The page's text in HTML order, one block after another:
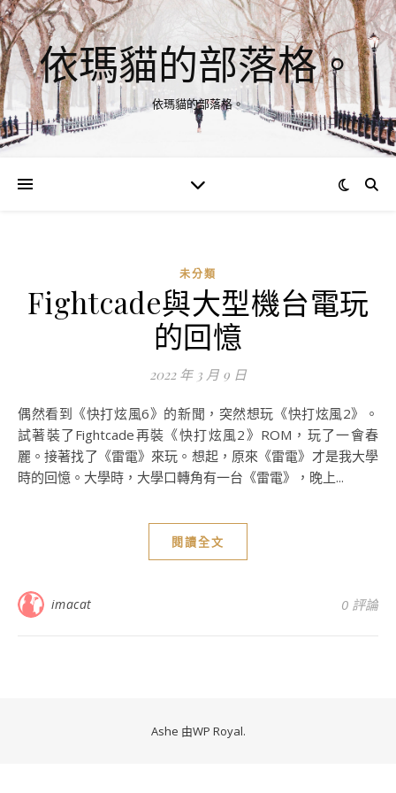
依瑪貓的部落格。
依瑪貓的部落格。
未分類
Fightcade與大型機台電玩
的回憶
2022 年 3 月 9 日
偶然看到《快打炫風6》的新聞，突然想玩《快打炫風2》。
試著裝了Fightcade再裝《快打炫風2》ROM，玩了一會春
麗。接著找了《雷電》來玩。想起，原來《雷電》才是我大學
時的回憶。大學時，大學口轉角有一台《雷電》，晚上...
閱讀全文
imacat 0 評論
Ashe 由WP Royal.